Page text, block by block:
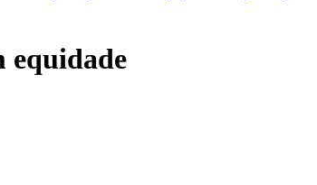
equidade